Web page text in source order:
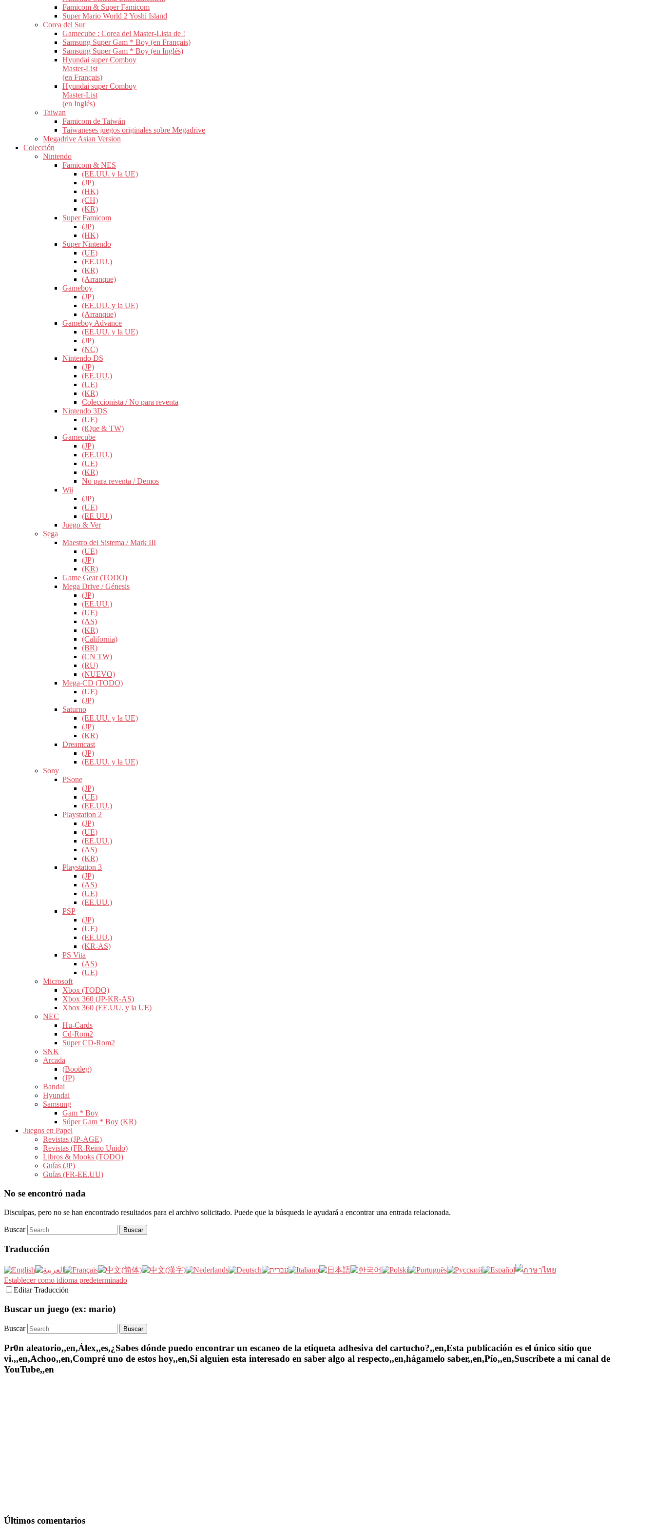
Famicom & Super Famicom
Super Mario World 2 Yoshi Island
Corea del Sur
Gamecube : Corea del Master-Lista de !
Samsung Super Gam * Boy (en Français)
Samsung Super Gam * Boy (en Inglés)
Hyundai super Comboy
Master-List
(en Français)
Hyundai super Comboy
Master-List
(en Inglés)
Taiwan
Famicom de Taiwán
Taiwaneses juegos originales sobre Megadrive
Megadrive Asian Version
Colección
Nintendo
Famicom & NES
(EE.UU. y la UE)
(JP)
(HK)
(CH)
(KR)
Super Famicom
(JP)
(HK)
Super Nintendo
(UE)
(EE.UU.)
(KR)
(Arranque)
Gameboy
(JP)
(EE.UU. y la UE)
(Arranque)
Gameboy Advance
(EE.UU. y la UE)
(JP)
(NC)
Nintendo DS
(JP)
(EE.UU.)
(UE)
(KR)
Coleccionista / No para reventa
Nintendo 3DS
(UE)
(iQue & TW)
Gamecube
(JP)
(EE.UU.)
(UE)
(KR)
No para reventa / Demos
Wii
(JP)
(UE)
(EE.UU.)
Juego & Ver
Sega
Maestro del Sistema / Mark III
(UE)
(JP)
(KR)
Game Gear (TODO)
Mega Drive / Génesis
(JP)
(EE.UU.)
(UE)
(AS)
(KR)
(California)
(BR)
(CN TW)
(RU)
(NUEVO)
Mega-CD (TODO)
(UE)
(JP)
Saturno
(EE.UU. y la UE)
(JP)
(KR)
Dreamcast
(JP)
(EE.UU. y la UE)
Sony
PSone
(JP)
(UE)
(EE.UU.)
Playstation 2
(JP)
(UE)
(EE.UU.)
(AS)
(KR)
Playstation 3
(JP)
(AS)
(UE)
(EE.UU.)
PSP
(JP)
(UE)
(EE.UU.)
(KR-AS)
PS Vita
(AS)
(UE)
Microsoft
Xbox (TODO)
Xbox 360 (JP-KR-AS)
Xbox 360 (EE.UU. y la UE)
NEC
Hu-Cards
Cd-Rom2
Super CD-Rom2
SNK
Arcada
(Bootleg)
(JP)
Bandai
Hyundai
Samsung
Gam * Boy
Súper Gam * Boy (KR)
Juegos en Papel
Revistas (JP-AGE)
Revistas (FR-Reino Unido)
Libros & Mooks (TODO)
Guías (JP)
Guías (FR-EE.UU)
No se encontró nada
Disculpas, pero no se han encontrado resultados para el archivo solicitado. Puede que la búsqueda le ayudará a encontrar una entrada relacionada.
Buscar
Traducción
Establecer como idioma predeterminado
Editar Traducción
Buscar un juego (ex: mario)
Buscar
Pr0n aleatorio,,en,Álex,,es,¿Sabes dónde puedo encontrar un escaneo de la etiqueta adhesiva del cartucho?,,en,Esta publicación es el único sitio que
vi.,,en,Achoo,,en,Compré uno de estos hoy,,en,Si alguien esta interesado en saber algo al respecto,,en,hágamelo saber,,en,Pío,,en,Suscríbete a mi canal de
YouTube,,en
Últimos comentarios